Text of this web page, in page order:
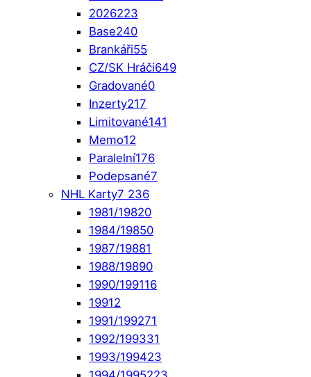
2026223
Base240
Brankáři55
CZ/SK Hráči649
Gradované0
Inzerty217
Limitované141
Memo12
Paralelní176
Podepsané7
NHL Karty7 236
1981/19820
1984/19850
1987/19881
1988/19890
1990/199116
19912
1991/199271
1992/199331
1993/199423